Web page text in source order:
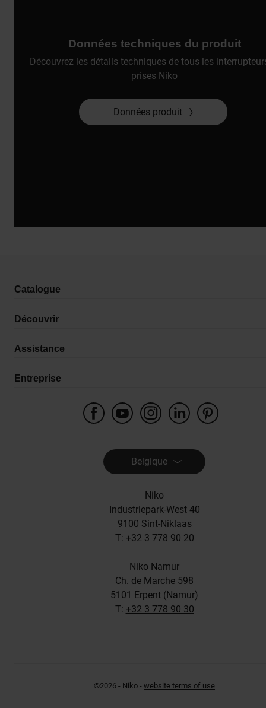
Données techniques du produit
Découvrez les détails techniques de tous les
prises Niko
Données produit
Catalogue
Découvrir
Assistance
Entreprise
Belgique
Niko
Industriepark-West 40
9100 Sint-Niklaas
T: +32 3 778 90 20
Niko Namur
Ch. de Marche 598
5101 Erpent (Namur)
T: +32 3 778 90 30
©2026 - Niko - website terms of use